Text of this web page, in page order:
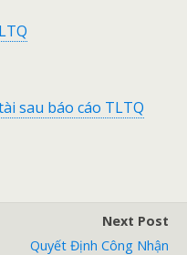
sau báo cáo TLTQ
Next Post
Quyết Định Công Nhận